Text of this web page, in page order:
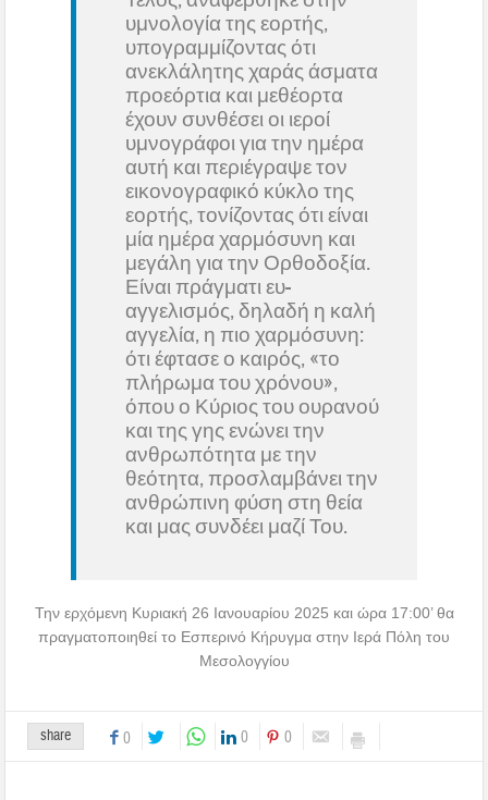
υμνολογία της εορτής,
υπογραμμίζοντας ότι
ανεκλάλητης χαράς άσματα
προεόρτια και μεθέορτα
έχουν συνθέσει οι ιεροί
υμνογράφοι για την ημέρα
αυτή και περιέγραψε τον
εικονογραφικό κύκλο της
εορτής, τονίζοντας ότι είναι
μία ημέρα χαρμόσυνη και
μεγάλη για την Ορθοδοξία.
Είναι πράγματι ευ-
αγγελισμός, δηλαδή η καλή
αγγελία, η πιο χαρμόσυνη:
ότι έφτασε ο καιρός, «το
πλήρωμα του χρόνου»,
όπου ο Κύριος του ουρανού
και της γης ενώνει την
ανθρωπότητα με την
θεότητα, προσλαμβάνει την
ανθρώπινη φύση στη θεία
και μας συνδέει μαζί Του.
Την ερχόμενη Κυριακή 26 Ιανουαρίου 2025 και ώρα 17:00’ θα
πραγματοποιηθεί το Εσπερινό Κήρυγμα στην Ιερά Πόλη του
Μεσολογγίου
share 0 0 0